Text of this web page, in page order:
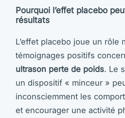
Pourquoi l’effet placebo
résultats
L’effet placebo joue un rôle
témoignages positifs
ultrason perte de poids. Le
un dispositif « minceur »
inconsciemment les
et encourager une activité